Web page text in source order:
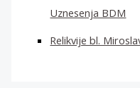
Uznesenja BDM
Relikvije bl.